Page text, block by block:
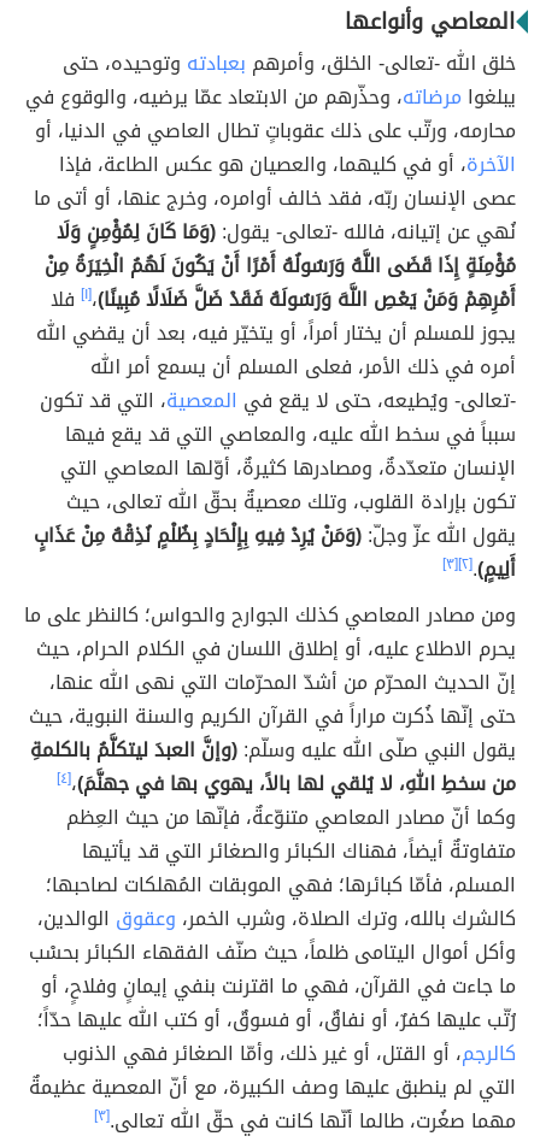
المعاصي وأنواعها
خلق الله -تعالى- الخلق، وأمرهم بعبادته وتوحيده، حتى
يبلغوا مرضاته، وحذّرهم من الابتعاد عمّا يرضيه، والوقوع في
محارمه، ورتّب على ذلك عقوباتٍ تطال العاصي في الدنيا، أو
الآخرة، أو في كليهما، والعصيان هو عكس الطاعة، فإذا
عصى الإنسان ربّه، فقد خالف أوامره، وخرج عنها، أو أتى ما
نُهي عن إتيانه، فالله -تعالى- يقول:(وَمَا كَانَ لِمُؤْمِنٍ وَلَا
مُؤْمِنَةٍ إِذَا قَضَى اللَّهُ وَرَسُولُهُ أَمْرًا أَنْ يَكُونَ لَهُمُ الْخِيَرَةُ مِنْ
أَمْرِهِمْ وَمَنْ يَعْصِ اللَّهَ وَرَسُولَهُ فَقَدْ ضَلَّ ضَلَالًا مُبِينًا)،[١] فلا
يجوز للمسلم أن يختار أمراً، أو يتخيّر فيه، بعد أن يقضي الله
أمره في ذلك الأمر، فعلى المسلم أن يسمع أمر الله
-تعالى- ويُطيعه، حتى لا يقع في المعصية، التي قد تكون
سبباً في سخط الله عليه، والمعاصي التي قد يقع فيها
الإنسان متعدّدةٌ، ومصادرها كثيرةٌ، أوّلها المعاصي التي
تكون بإرادة القلوب، وتلك معصيةٌ بحقّ الله تعالى، حيث
يقول الله عزّ وجلّ:(وَمَنْ يُرِدْ فِيهِ بِإِلْحَادٍ بِظُلْمٍ نُذِقْهُ مِنْ عَذَابٍ
أَلِيمٍ).[٢] [٣]
ومن مصادر المعاصي كذلك الجوارح والحواس؛ كالنظر على ما
يحرم الاطلاع عليه، أو إطلاق اللسان في الكلام الحرام، حيث
إنّ الحديث المحرّم من أشدّ المحرّمات التي نهى الله عنها،
حتى إنّها ذُكرت مراراً في القرآن الكريم والسنة النبوية، حيث
يقول النبي صلّى الله عليه وسلّم:(وإنَّ العبدَ ليتكلَّمُ بالكلمةِ
من سخطِ اللهِ، لا يُلقي لها بالاً، يهوي بها في جهنَّمَ)،[٤]
وكما أنّ مصادر المعاصي متنوّعةٌ، فإنّها من حيث العِظم
متفاوتةٌ أيضاً، فهناك الكبائر والصغائر التي قد يأتيها
المسلم، فأمّا كبائرها؛ فهي الموبقات المُهلكات لصاحبها؛
كالشرك بالله، وترك الصلاة، وشرب الخمر، وعقوق الوالدين،
وأكل أموال اليتامى ظلماً، حيث صنّف الفقهاء الكبائر بحسْب
ما جاءت في القرآن، فهي ما اقترنت بنفي إيمانٍ وفلاحٍ، أو
رُتّب عليها كفرٌ، أو نفاقٌ، أو فسوقٌ، أو كتب الله عليها حدّاً؛
كالرجم، أو القتل، أو غير ذلك، وأمّا الصغائر فهي الذنوب
التي لم ينطبق عليها وصف الكبيرة، مع أنّ المعصية عظيمةٌ
مهما صغُرت، طالما أنّها كانت في حقّ الله تعالى.[٣]